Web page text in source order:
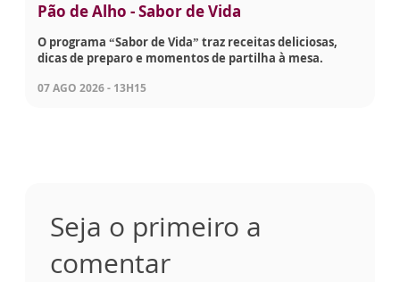
Pão de Alho - Sabor de Vida
O programa “Sabor de Vida” traz receitas deliciosas,
dicas de preparo e momentos de partilha à mesa.
07 AGO 2026 - 13H15
Seja o primeiro a
comentar